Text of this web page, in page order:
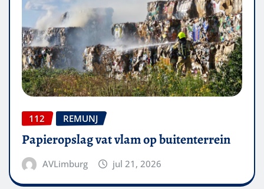
112 REMUNJ
Papieropslag vat vlam op buitenterrein
AVLimburg jul 21, 2026